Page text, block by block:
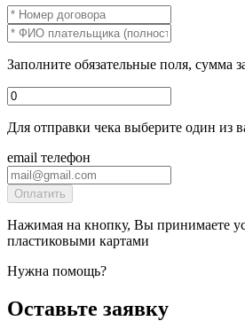
Заполните обязательные поля, сумма
Для отправки чека выберите один из
email телефон
Оплатить
Нажимая на кнопку, Вы принимаете
пластиковыми картами
Нужна помощь?
Оставьте заявку